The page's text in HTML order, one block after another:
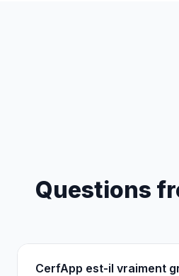
Questions
CerfApp est-il vraiment